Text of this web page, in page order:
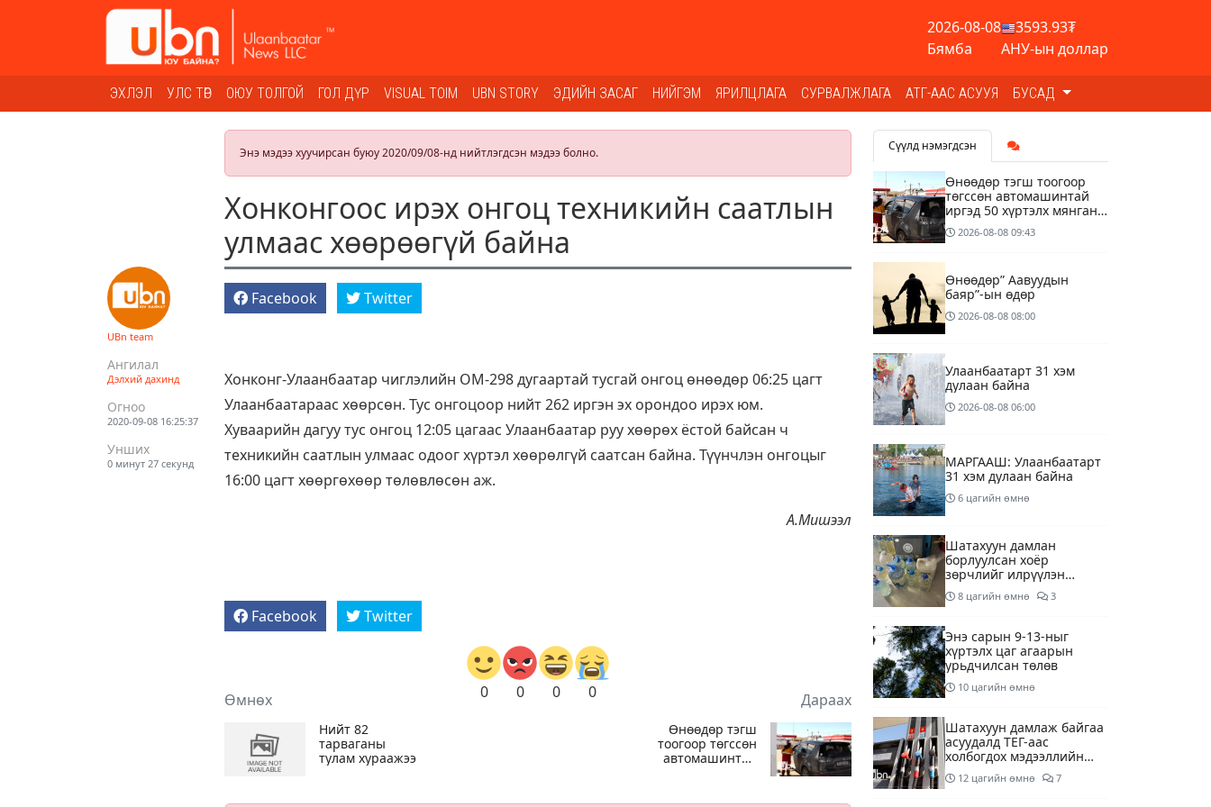
2026-08-08
Бямба
3593.93₮
АНУ-ын доллар
ЭХЛЭЛ УЛС ТӨР ОЮУ ТОЛГОЙ ГОЛ ДҮР VISUAL TOIM UBN STORY ЭДИЙН ЗАСАГ НИЙГЭМ ЯРИЛЦЛАГА СУРВАЛЖЛАГА АТГ-ААС АСУУЯ БУСАД
Энэ мэдээ хуучирсан буюу 2020/09/08-нд нийтлэгдсэн мэдээ болно.
Хонконгоос ирэх онгоц техникийн саатлын
улмаас хөөрөөгүй байна
UBn team
Ангилал
Дэлхий дахинд
Огноо
2020-09-08 16:25:37
Унших
0 минут 27 секунд
Facebook Twitter
Хонконг-Улаанбаатар чиглэлийн ОМ-298 дугаартай тусгай онгоц өнөөдөр 06:25 цагт
Улаанбаатараас хөөрсөн. Тус онгоцоор нийт 262 иргэн эх орондоо ирэх юм.
Хуваарийн дагуу тус онгоц 12:05 цагаас Улаанбаатар руу хөөрөх ёстой байсан ч
техникийн саатлын улмаас одоог хүртэл хөөрөлгүй саатсан байна. Түүнчлэн онгоцыг
16:00 цагт хөөргөхөөр төлөвлөсөн аж.
А.Мишээл
Facebook Twitter
0 0 0 0
Өмнөх
Нийт 82
тарваганы
тулам хураажээ
Дараах
Өнөөдөр тэгш
тоогоор төгссөн
автомашинтай
төгрөгөнд
Сүүлд нэмэгдсэн
Өнөөдөр тэгш тоогоор
төгссөн автомашинтай
иргэд 50 хүртэлх мянган
төгрөгөнд БЕНЗИН авна
2026-08-08 09:43
Өнөөдөр” Аавуудын
баяр”-ын өдөр
2026-08-08 08:00
Улаанбаатарт 31 хэм
дулаан байна
2026-08-08 06:00
МАРГААШ: Улаанбаатарт
31 хэм дулаан байна
6 цагийн өмнө
Шатахуун дамлан
борлуулсан хоёр
зөрчлийг илрүүлэн
шалгаж байна
8 цагийн өмнө 3
Энэ сарын 9-13-ныг
хүртэлх цаг агаарын
урьдчилсан төлөв
10 цагийн өмнө
Шатахуун дамлаж байгаа
асуудалд ТЕГ-аас
холбогдох мэдээллийн
дагуу шалгалтын
ажиллагааг эрчимжүүлж
12 цагийн өмнө 7